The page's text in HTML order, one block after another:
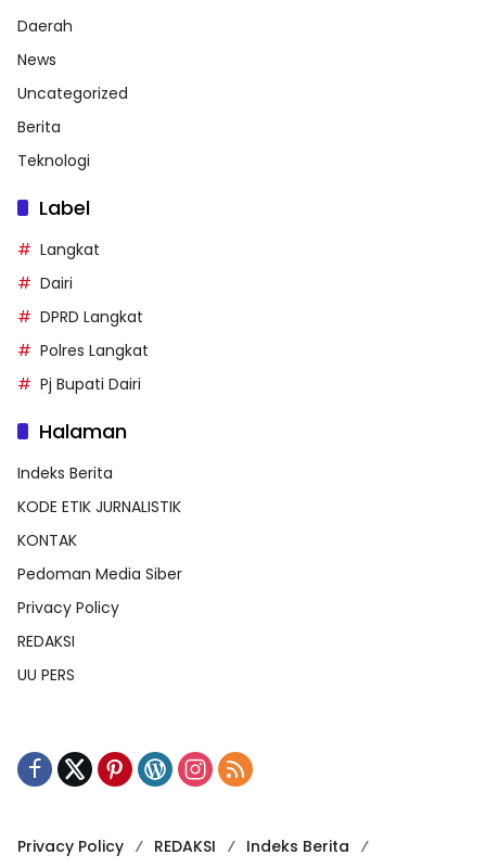
Daerah
News
Uncategorized
Berita
Teknologi
Label
Langkat
Dairi
DPRD Langkat
Polres Langkat
Pj Bupati Dairi
Halaman
Indeks Berita
KODE ETIK JURNALISTIK
KONTAK
Pedoman Media Siber
Privacy Policy
REDAKSI
UU PERS
Privacy Policy REDAKSI
Indeks Berita